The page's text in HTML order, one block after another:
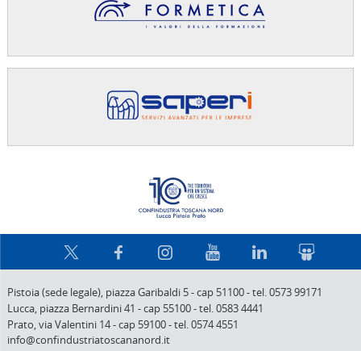
Pistoia (sede legale), piazza Garibaldi 5-cap 51100-tel. 0573 99171
Lucca, piazza Bernardini 41 -cap 55100-tel. 0583 4441
Prato,via Valentini 14-cap 59100-tel. 0574 4551
info@confindustriatoscananord.it